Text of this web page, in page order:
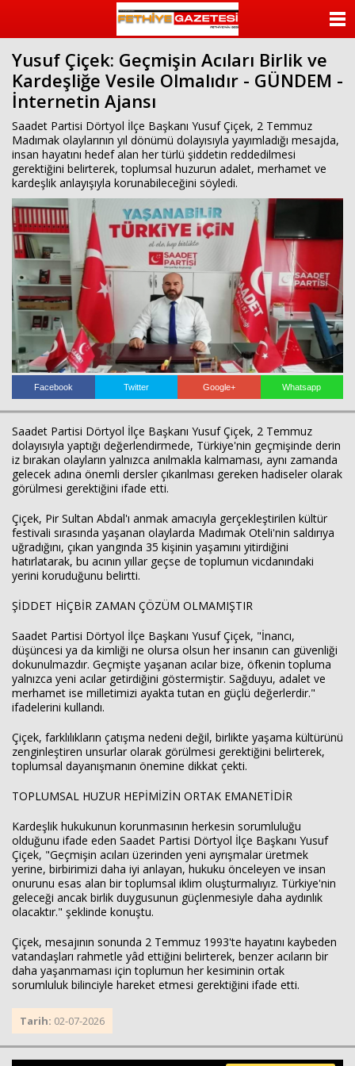
beylikdüzü
escort
bayan
beylikdüzü
escort
bayan
escort
beylikdüzü
beylikdüzü
escort
Yusuf Çiçek: Geçmişin Acıları Birlik ve
Kardeşliğe Vesile Olmalıdır - GÜNDEM -
İnternetin Ajansı
Saadet Partisi Dörtyol İlçe Başkanı Yusuf Çiçek, 2 Temmuz
Madımak olaylarının yıl dönümü dolayısıyla yayımladığı mesajda,
insan hayatını hedef alan her türlü şiddetin reddedilmesi
gerektiğini belirterek, toplumsal huzurun adalet, merhamet ve
kardeşlik anlayışıyla korunabileceğini söyledi.
Facebook Twitter Google+ Whatsapp
Saadet Partisi Dörtyol İlçe Başkanı Yusuf Çiçek, 2 Temmuz
dolayısıyla yaptığı değerlendirmede, Türkiye'nin geçmişinde derin
iz bırakan olayların yalnızca anılmakla kalmaması, aynı zamanda
gelecek adına önemli dersler çıkarılması gereken hadiseler olarak
görülmesi gerektiğini ifade etti.
Çiçek, Pir Sultan Abdal'ı anmak amacıyla gerçekleştirilen kültür
festivali sırasında yaşanan olaylarda Madımak Oteli'nin saldırıya
uğradığını, çıkan yangında 35 kişinin yaşamını yitirdiğini
hatırlatarak, bu acının yıllar geçse de toplumun vicdanındaki
yerini koruduğunu belirtti.
ŞİDDET HİÇBİR ZAMAN ÇÖZÜM OLMAMIŞTIR
Saadet Partisi Dörtyol İlçe Başkanı Yusuf Çiçek, "İnancı,
düşüncesi ya da kimliği ne olursa olsun her insanın can güvenliği
dokunulmazdır. Geçmişte yaşanan acılar bize, öfkenin topluma
yalnızca yeni acılar getirdiğini göstermiştir. Sağduyu, adalet ve
merhamet ise milletimizi ayakta tutan en güçlü değerlerdir."
ifadelerini kullandı.
Çiçek, farklılıkların çatışma nedeni değil, birlikte yaşama kültürünü
zenginleştiren unsurlar olarak görülmesi gerektiğini belirterek,
toplumsal dayanışmanın önemine dikkat çekti.
TOPLUMSAL HUZUR HEPİMİZİN ORTAK EMANETİDİR
Kardeşlik hukukunun korunmasının herkesin sorumluluğu
olduğunu ifade eden Saadet Partisi Dörtyol İlçe Başkanı Yusuf
Çiçek, "Geçmişin acıları üzerinden yeni ayrışmalar üretmek
yerine, birbirimizi daha iyi anlayan, hukuku önceleyen ve insan
onurunu esas alan bir toplumsal iklim oluşturmalıyız. Türkiye'nin
geleceği ancak birlik duygusunun güçlenmesiyle daha aydınlık
olacaktır." şeklinde konuştu.
Çiçek, mesajının sonunda 2 Temmuz 1993'te hayatını kaybeden
vatandaşları rahmetle yâd ettiğini belirterek, benzer acıların bir
daha yaşanmaması için toplumun her kesiminin ortak
sorumluluk bilinciyle hareket etmesi gerektiğini ifade etti.
Tarih: 02-07-2026
KATEGORİLER
ANKETLER
FOTO GALERİ
VİDEO GALERİ
KÜNYE
İLETİŞİM
Haberin Doğru Adresi.